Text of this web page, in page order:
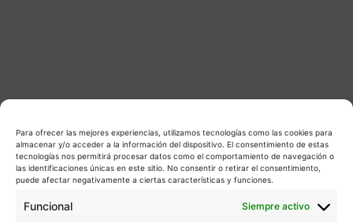
Para ofrecer las mejores experiencias, utilizamos tecnologías como las cookies para
almacenar y/o acceder a la información del dispositivo. El consentimiento de estas
tecnologías nos permitirá procesar datos como el comportamiento de navegación o
las identificaciones únicas en este sitio. No consentir o retirar el consentimiento,
puede afectar negativamente a ciertas características y funciones.
Funcional Siempre activo